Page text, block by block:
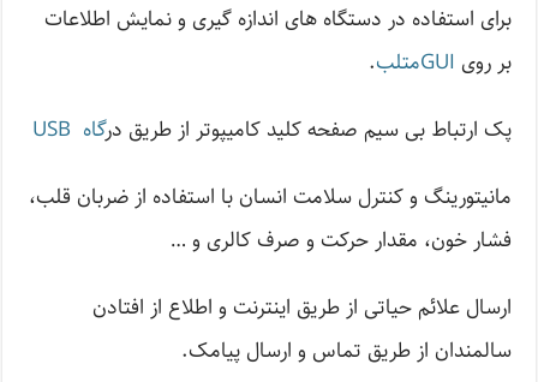
برای استفاده در دستگاه های اندازه گیری و نمایش اطلاعات
بر روی GUIمتلب
.
پک ارتباط بی سیم صفحه کلید کامیپوتر از طریق درگاه USB
مانیتورینگ و کنترل سلامت انسان با استفاده از ضربان قلب،
فشار خون، مقدار حرکت و صرف کالری و …
ارسال علائم حیاتی از طریق اینترنت و اطلاع از افتادن
سالمندان از طریق تماس و ارسال پیامک.